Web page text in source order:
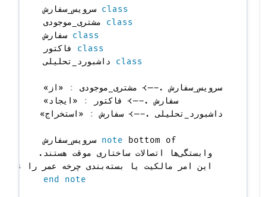
class سرویس_سفارش
class مشتری_موجودی
class سفارش
class فاکتور
class
داشبورد_تحلیلی
سرویس_سفارش .--> مشتری_موجودی :
سفارش .--> فاکتور
«ایجاد»
داشبورد_تحلیلی .--> سفارش : «استخراج»
note
  وابستگی‌ها اتصالات ساختاری موقت هستند.
  این امر مالکیت یا بسته‌بندی چرخه عمر را نشان نمی‌دهد.
end note